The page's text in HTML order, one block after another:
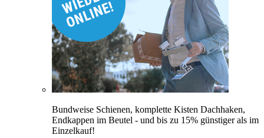
Bundweise Schienen, komplette Kisten Dachhaken,
Endkappen im Beutel - und bis zu 15% günstiger als im
Einzelkauf!